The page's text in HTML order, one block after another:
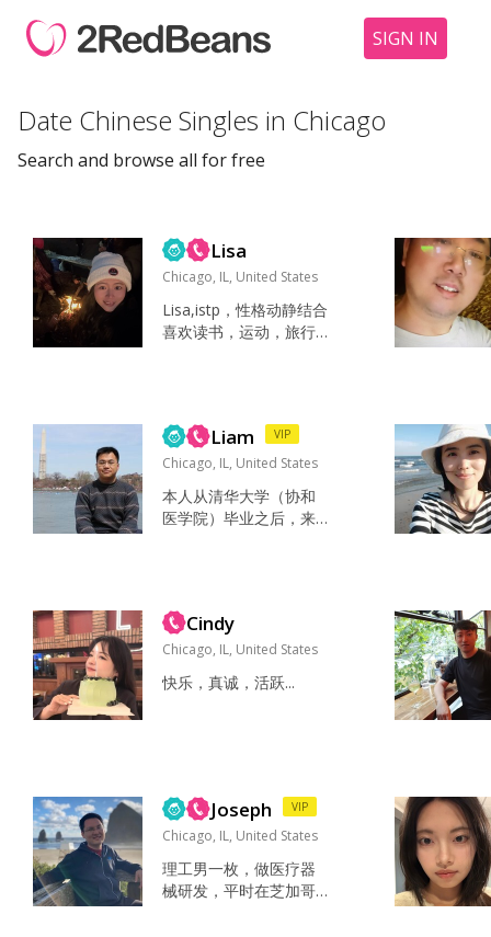
SIGN IN
Date Chinese Singles in Chicago
Search and browse all for free
Lisa
Chicago, IL, United States
Lisa,istp，性格动静结合
喜欢读书，运动，旅行
Liam VIP
Chicago, IL, United States
本人从清华大学（协和
医学院）毕业之后，来
岗。两个合伙公司Foun
der，虽然处于初期起步
阶段（VC），但是业务
发展迅速，事业已经很
稳定。 这两年准备把精
了，自己还是独身一
人。以...
Cindy
Chicago, IL, United States
快乐，真诚，活跃...
Joseph VIP
Chicago, IL, United States
理工男一枚，做医疗器
械研发，平时在芝加哥